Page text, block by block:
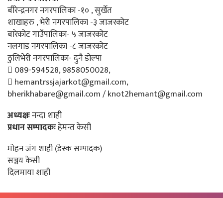
बीरेन्द्रनगर नगरपालिका -१० , सुर्खेत
शाखाहरु , भेरी नगरपालिका -३ जाजरकोट
बारेकोट गाउँपालिका- ५ जाजरकोट
नलगाड नगरपालिका -८ जाजरकोट
ठुलिभेरी नगरपालिका- दुनै डोल्पा
089-594528, 9858050028,
hemantrssjajarkot@gmail.com,
bherikhabare@gmail.com / knot2hemant@gmail.com
अध्यक्षःनन्दा शाही
प्रधान सम्पादकःहेमन्त केसी
मोहन जंग शाही (डेस्क सम्पादक)
सञ्जय केसी
दिलमाया शाही